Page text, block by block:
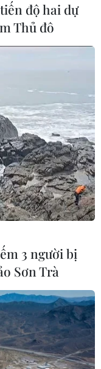
cha con đi
đi bộ qua
năm 1992) và
cùng ngụ ở
Hóa.
độ hai dự
Thủ đô
3 người bị
Sơn Trà